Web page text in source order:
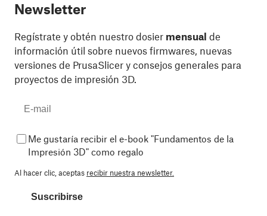
Newsletter
Regístrate y obtén nuestro dosier mensual de
información útil sobre nuevos firmwares, nuevas
versiones de PrusaSlicer y consejos generales para
proyectos de impresión 3D.
Me gustaría recibir el e-book "Fundamentos de la
Impresión 3D" como regalo
Al hacer clic, aceptas recibir nuestra newsletter.
Suscribirse